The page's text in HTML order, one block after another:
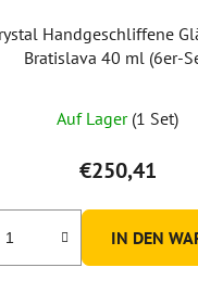
Handgeschliffene
Bratislava 40 ml (6er-
Auf Lager (1 Set)
€250,41
IN DEN